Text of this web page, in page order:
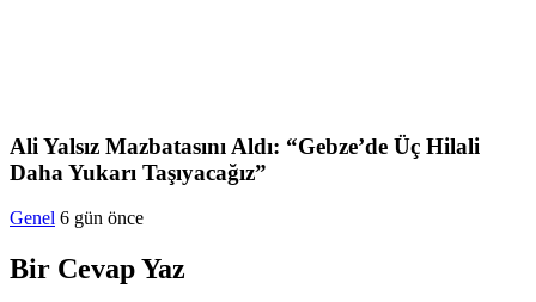
Ali Yalsız Mazbatasını Aldı: “Gebze’de Üç Hilali
Daha Yukarı Taşıyacağız”
Genel 6 gün önce
Bir Cevap Yaz